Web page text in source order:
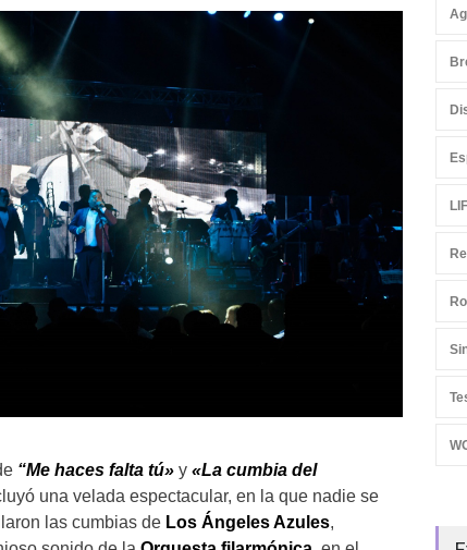
“Me haces falta tú» y «La cumbia del
una velada espectacular, en la que nadie se
las cumbias de Los Ángeles Azules,